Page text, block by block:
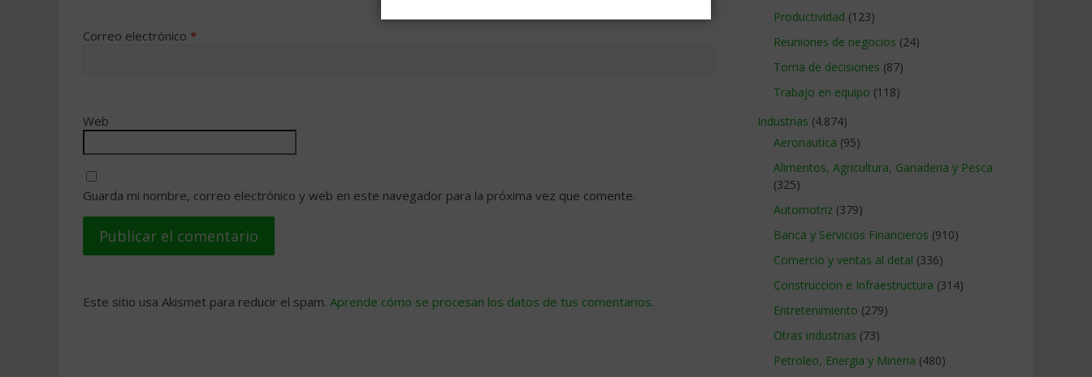
Correo electrónico *
Web
Guarda mi nombre, correo electrónico y web en este navegador para la próxima vez que comente.
Este sitio usa Akismet para reducir el spam. Aprende cómo se procesan los datos de tus comentarios.
Productividad (123)
Reuniones de negocios (24)
Toma de decisiones (87)
Trabajo en equipo (118)
Industrias (4.874)
Aeronautica (95)
Alimentos, Agricultura, Ganaderia y Pesca
(325)
Automotriz (379)
Banca y Servicios Financieros (910)
Comercio y ventas al detal (336)
Construccion e Infraestructura (314)
Entretenimiento (279)
Otras industrias (73)
Petroleo, Energia y Mineria (480)